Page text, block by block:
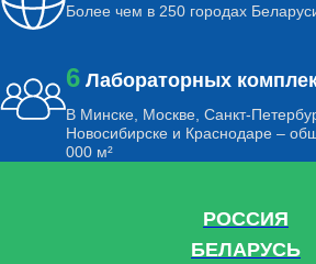
Более чем в 250 городах
6 Лабораторных
В Минске, Москве, Санкт-
Новосибирске и Краснодаре –
000 м²
РОССИЯ
БЕЛАРУСЬ